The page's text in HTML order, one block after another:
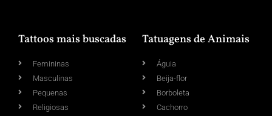
Tattoos mais buscadas
Femininas
Masculinas
Pequenas
Religiosas
Tatuagens de Animais
Águia
Beija-flor
Borboleta
Cachorro